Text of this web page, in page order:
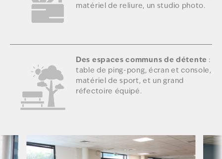
matériel de reliure, un studio photo.
Des espaces communs de détente :
table de ping-pong, écran et console,
matériel de sport, et un grand
réfectoire équipé.